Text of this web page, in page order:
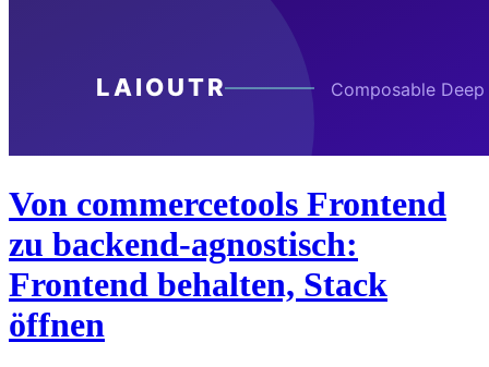
Von commercetools Frontend
zu backend-agnostisch:
Frontend behalten, Stack
öffnen